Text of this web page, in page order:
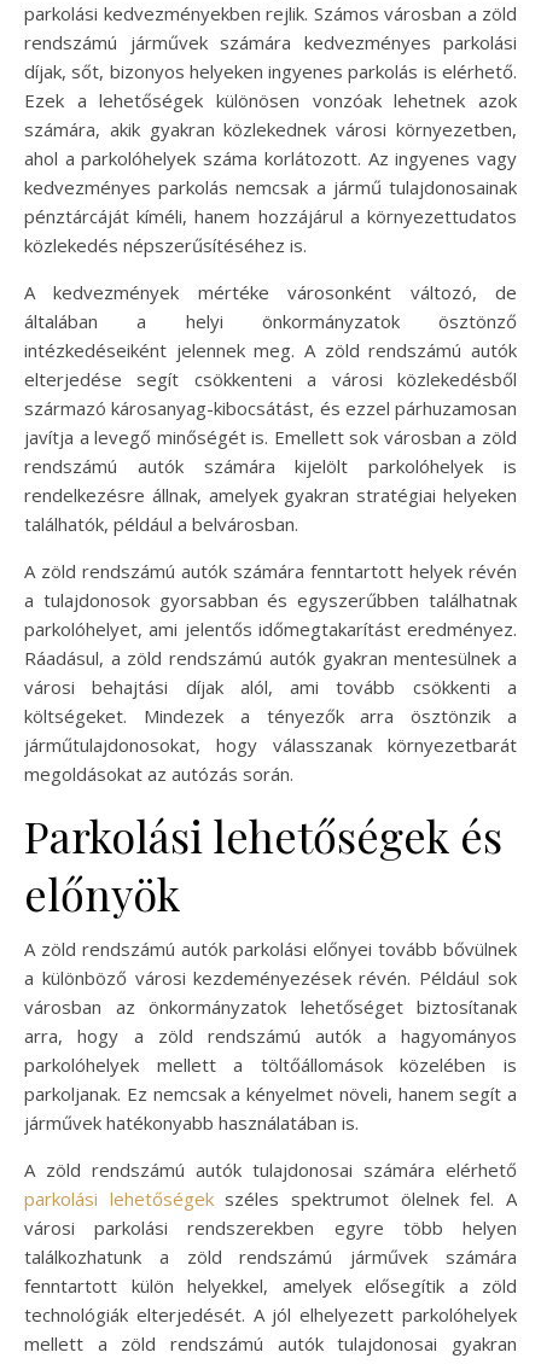
parkolási kedvezményekben rejlik. Számos városban a zöld
rendszámú járművek számára kedvezményes parkolási
díjak, sőt, bizonyos helyeken ingyenes parkolás is elérhető.
Ezek a lehetőségek különösen vonzóak lehetnek azok
számára, akik gyakran közlekednek városi környezetben,
ahol a parkolóhelyek száma korlátozott. Az ingyenes vagy
kedvezményes parkolás nemcsak a jármű tulajdonosainak
pénztárcáját kíméli, hanem hozzájárul a környezettudatos
közlekedés népszerűsítéséhez is.
A kedvezmények mértéke városonként változó, de
általában a helyi önkormányzatok ösztönző
intézkedéseiként jelennek meg. A zöld rendszámú autók
elterjedése segít csökkenteni a városi közlekedésből
származó károsanyag-kibocsátást, és ezzel párhuzamosan
javítja a levegő minőségét is. Emellett sok városban a zöld
rendszámú autók számára kijelölt parkolóhelyek is
rendelkezésre állnak, amelyek gyakran stratégiai helyeken
találhatók, például a belvárosban.
A zöld rendszámú autók számára fenntartott helyek révén
a tulajdonosok gyorsabban és egyszerűbben találhatnak
parkolóhelyet, ami jelentős időmegtakarítást eredményez.
Ráadásul, a zöld rendszámú autók gyakran mentesülnek a
városi behajtási díjak alól, ami tovább csökkenti a
költségeket. Mindezek a tényezők arra ösztönzik a
járműtulajdonosokat, hogy válasszanak környezetbarát
megoldásokat az autózás során.
Parkolási lehetőségek és
előnyök
A zöld rendszámú autók parkolási előnyei tovább bővülnek
a különböző városi kezdeményezések révén. Például sok
városban az önkormányzatok lehetőséget biztosítanak
arra, hogy a zöld rendszámú autók a hagyományos
parkolóhelyek mellett a töltőállomások közelében is
parkoljanak. Ez nemcsak a kényelmet növeli, hanem segít a
járművek hatékonyabb használatában is.
A zöld rendszámú autók tulajdonosai számára elérhető
parkolási lehetőségekszéles spektrumot ölelnek fel. A
városi parkolási rendszerekben egyre több helyen
találkozhatunk a zöld rendszámú járművek számára
fenntartott külön helyekkel, amelyek elősegítik a zöld
technológiák elterjedését. A jól elhelyezett parkolóhelyek
mellett a zöld rendszámú autók tulajdonosai gyakran